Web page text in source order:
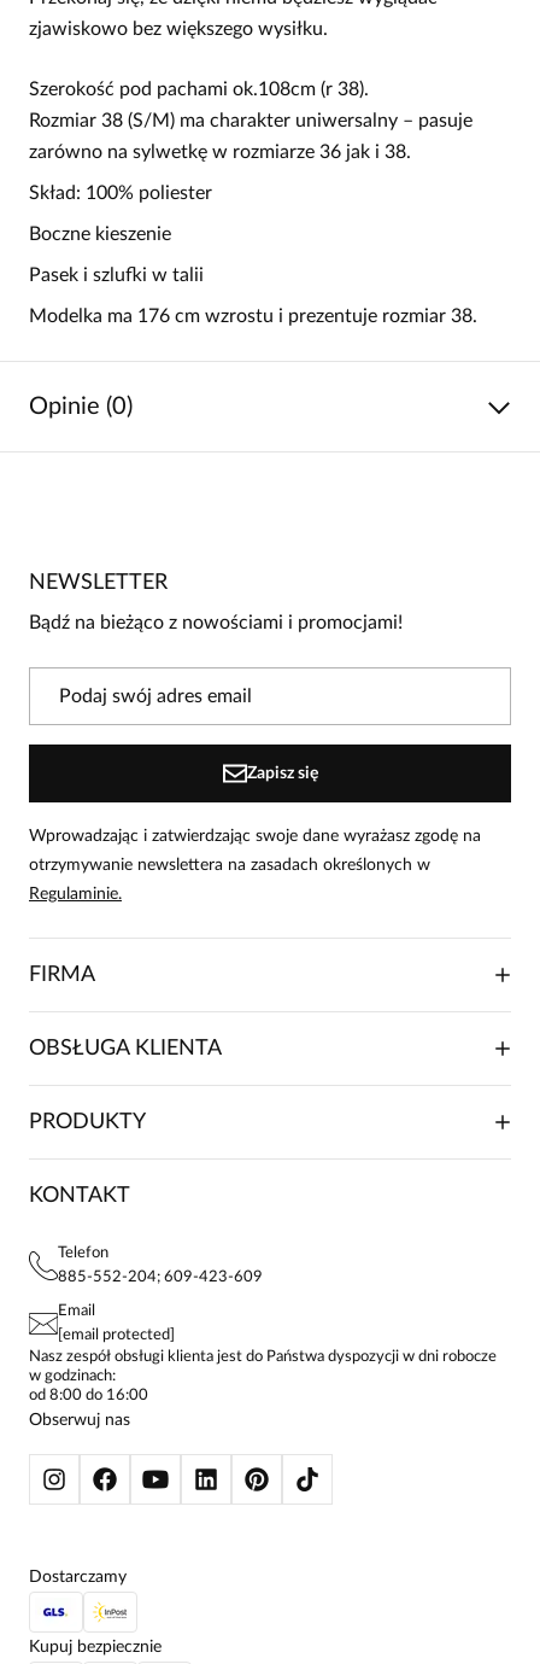
zjawiskowo bez większego wysiłku.
Szerokość pod pachami ok.108cm (r 38).
Rozmiar 38 (S/M) ma charakter uniwersalny – pasuje
zarówno na sylwetkę w rozmiarze 36 jak i 38.
Skład: 100% poliester
Boczne kieszenie
Pasek i szlufki w talii
Modelka ma 176 cm wzrostu i prezentuje rozmiar 38.
Opinie (0)
Bądź pierwszą osobą, która podzieli się opinią o tym
W naszej witrynie opinie mogą dodawać tylko
NEWSLETTER
Bądź na bieżąco z nowościami i promocjami!
Zapisz się
Wprowadzając i zatwierdzając swoje dane wyrażasz zgodę na
otrzymywanie newslettera na zasadach określonych w
Regulaminie.
FIRMA
O NAS
FRANCZYZA
KONTAKTY
OBSŁUGA KLIENTA
SKŁADANIE ZAMÓWIENIA
FAQ
POLITYKA PRYWATNOŚCI
STREFA STAŁEGO KLIENTA
PRODUKTY
SUKIENKI
KOSZULE DAMSKIE
SPODNIE DAMSKIE
ŻAKIETY I MARYNARKI
SWETRY
BLUZY
KONTAKT
Telefon
885-552-204; 609-423-609
Email
[email protected]
Nasz zespół obsługi klienta jest do Państwa dyspozycji w dni robocze
w godzinach:
od 8:00 do 16:00
Obserwuj nas
Dostarczamy
Kupuj bezpiecznie